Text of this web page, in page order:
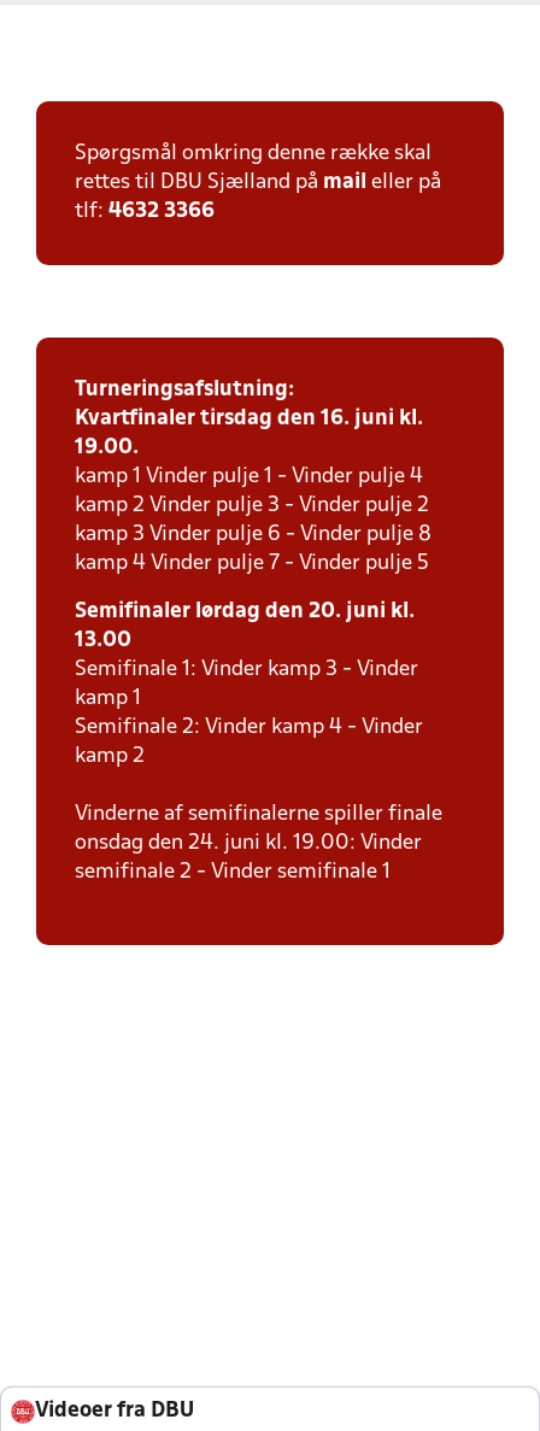
Spørgsmål omkring denne række skal
rettes til DBU Sjælland på mail eller på
tlf: 4632 3366
Turneringsafslutning:
Kvartfinaler tirsdag den 16. juni kl.
19.00.
kamp 1 Vinder pulje 1 - Vinder pulje 4
kamp 2 Vinder pulje 3 - Vinder pulje 2
kamp 3 Vinder pulje 6 - Vinder pulje 8
kamp 4 Vinder pulje 7 - Vinder pulje 5
Semifinaler lørdag den 20. juni kl.
13.00
Semifinale 1: Vinder kamp 3 - Vinder
kamp 1
Semifinale 2: Vinder kamp 4 - Vinder
kamp 2
Vinderne af semifinalerne spiller finale
onsdag den 24. juni kl. 19.00: Vinder
semifinale 2 - Vinder semifinale 1
Videoer fra DBU